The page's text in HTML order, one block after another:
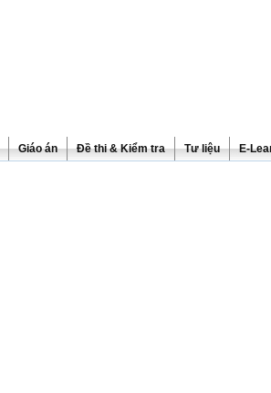
Giáo án Đề thi & Kiểm tra Tư liệu E-